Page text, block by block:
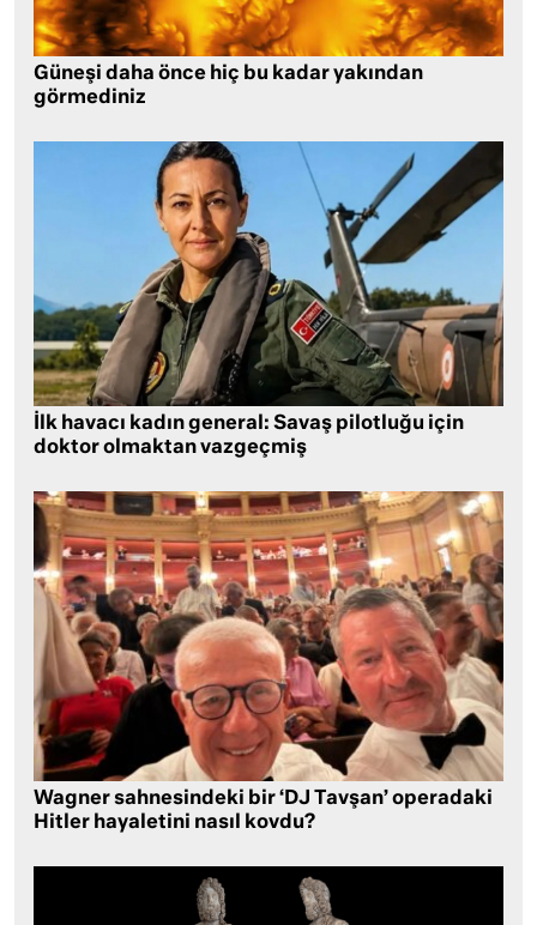
Güneşi daha önce hiç bu kadar yakından
görmediniz
İlk havacı kadın general: Savaş pilotluğu için
doktor olmaktan vazgeçmiş
Wagner sahnesindeki bir ‘DJ Tavşan’ operadaki
Hitler hayaletini nasıl kovdu?